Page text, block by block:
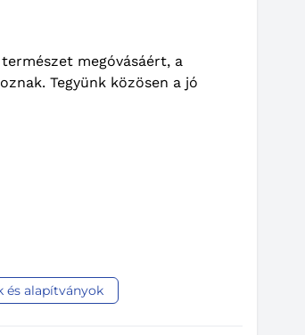
megóvásáért, a
Tegyünk közösen a jó
és alapítványok